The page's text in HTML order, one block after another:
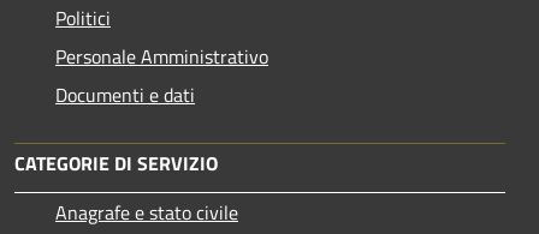
Politici
Personale Amministrativo
Documenti e dati
CATEGORIE DI SERVIZIO
Anagrafe e stato civile